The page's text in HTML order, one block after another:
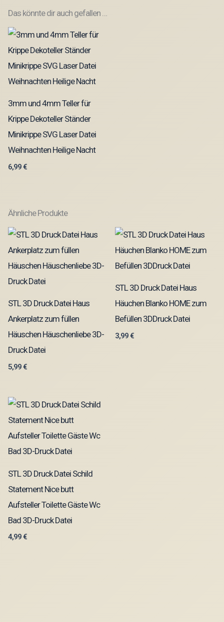
Das könnte dir auch gefallen …
3mm und 4mm Teller für
Krippe Dekoteller Ständer
Minikrippe SVG Laser Datei
Weihnachten Heilige Nacht
6,99€
Ähnliche Produkte
STL 3D Druck Datei Haus
Ankerplatz zum füllen
Häuschen Häuschenliebe 3D-
Druck Datei
5,99€
STL 3D Druck Datei Haus
Häuchen Blanko HOME zum
Befüllen 3DDruck Datei
3,99€
STL 3D Druck Datei Schild
Statement Nice butt
Aufsteller Toilette Gäste Wc
Bad 3D-Druck Datei
4,99€